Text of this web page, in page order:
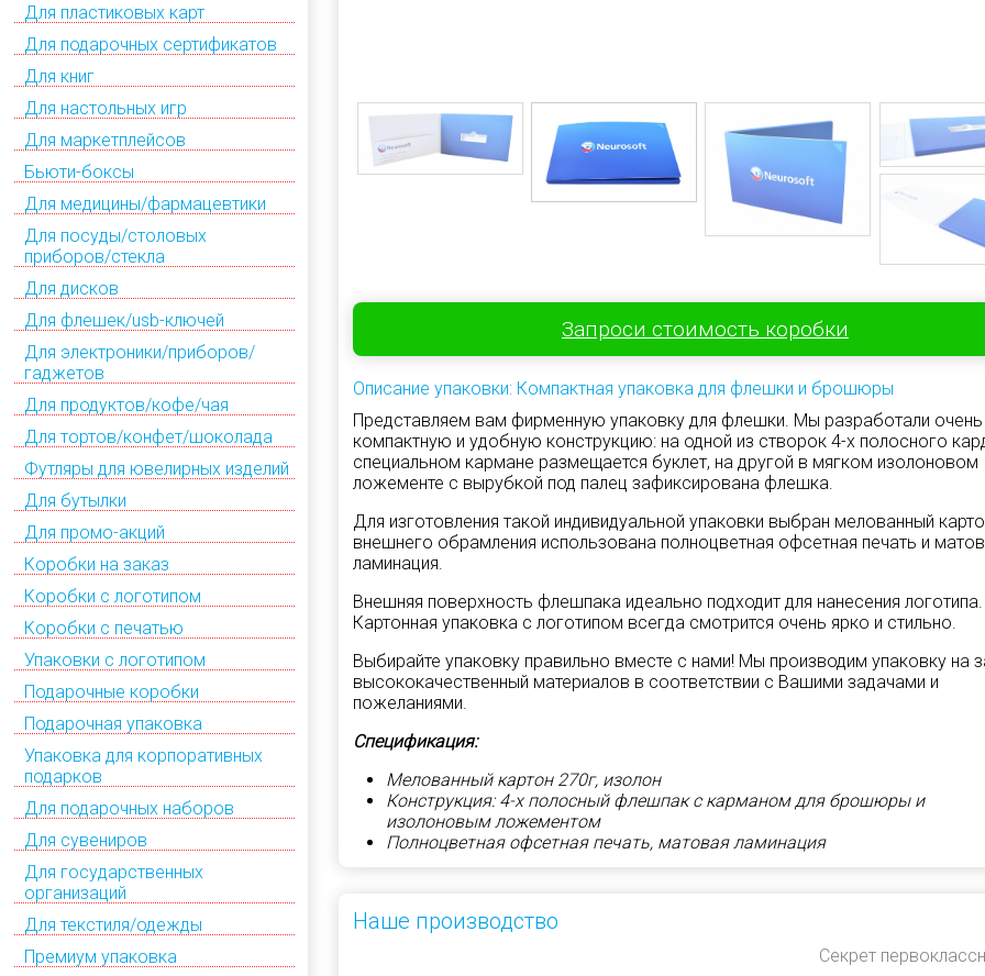
Для пластиковых карт
Для подарочных сертификатов
Для книг
Для настольных игр
Для маркетплейсов
Бьюти-боксы
Для медицины/фармацевтики
Для посуды/столовых
приборов/стекла
Для дисков
Для флешек/usb-ключей
Для электроники/приборов/
гаджетов
Для продуктов/кофе/чая
Для тортов/конфет/шоколада
Футляры для ювелирных изделий
Для бутылки
Для промо-акций
Коробки на заказ
Коробки с логотипом
Коробки с печатью
Упаковки с логотипом
Подарочные коробки
Подарочная упаковка
Упаковка для корпоративных
подарков
Для подарочных наборов
Для сувениров
Для государственных
организаций
Для текстиля/одежды
Премиум упаковка
Запроси стоимость коробки
Описание упаковки: Компактная упаковка для флешки и брошюры
Представляем вам фирменную упаковку для флешки. Мы разработали очень
компактную и удобную конструкцию: на одной из створок 4-х полосного
специальном кармане размещается буклет, на другой в мягком изолоновом
ложементе с вырубкой под палец зафиксирована флешка.
Для изготовления такой индивидуальной упаковки выбран мелованный
внешнего обрамления использована полноцветная офсетная печать и
ламинация.
Внешняя поверхность флешпака идеально подходит для нанесения логотипа.
Картонная упаковка с логотипом всегда смотрится очень ярко и стильно.
Выбирайте упаковку правильно вместе с нами! Мы производим упаковку на
высококачественный материалов в соответствии с Вашими задачами и
пожеланиями.
Спецификация:
Мелованный картон 270г, изолон
Конструкция: 4-х полосный флешпак с карманом для брошюры и
изолоновым ложементом
Полноцветная офсетная печать, матовая ламинация
Наше производство
Секрет